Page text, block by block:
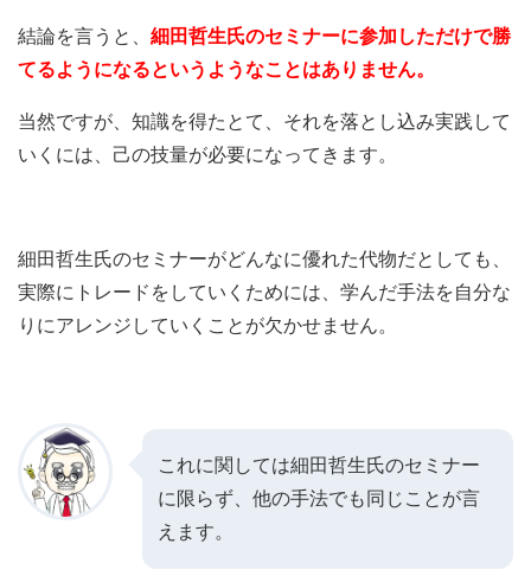
結論を言うと、 細田哲生氏のセミナーに参加しただけで勝
てるようになるというようなことはありません。
当然ですが、知識を得たとて、それを落とし込み実践して
いくには、己の技量が必要になってきます。
細田哲生氏のセミナーがどんなに優れた代物だとしても、
実際にトレードをしていくためには、学んだ手法を自分な
りにアレンジしていくことが欠かせません。
これに関しては細田哲生氏のセミナー
に限らず、他の手法でも同じことが言
えます。